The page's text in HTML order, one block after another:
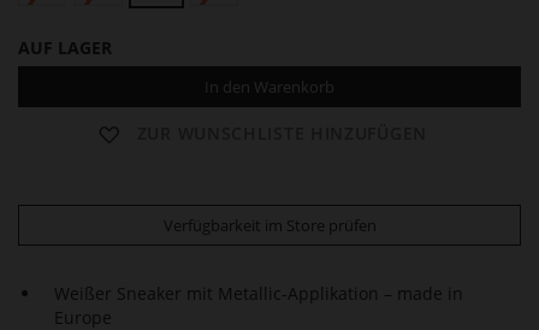
AUF LAGER
In den Warenkorb
Verfügbarkeit im Store prüfen
Weißer Sneaker mit Metallic-Applikation – made in
Europe